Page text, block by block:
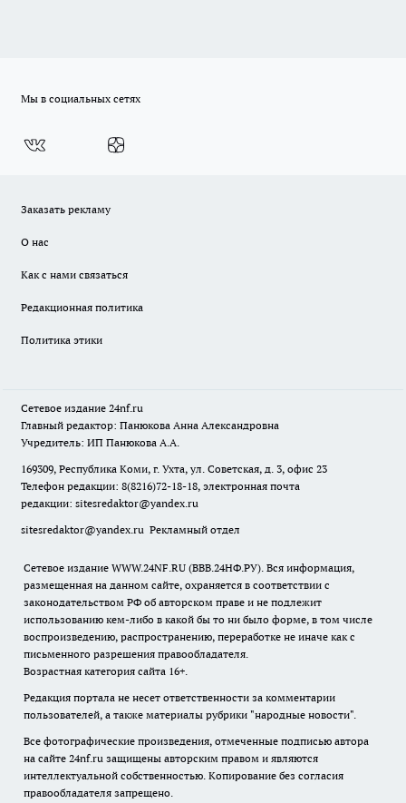
Мы в социальных сетях
Заказать рекламу
О нас
Как с нами связаться
Редакционная политика
Политика этики
Сетевое издание 24nf.ru
Главный редактор: Панюкова Анна Александровна
Учредитель: ИП Панюкова А.А.
169309, Республика Коми, г. Ухта, ул. Советская, д. 3, офис 23
Телефон редакции: 8(8216)72-18-18, электронная почта
редакции: sitesredaktor@yandex.ru
sitesredaktor@yandex.ru Рекламный отдел
Сетевое издание WWW.24NF.RU (ВВВ.24НФ.РУ). Вся информация,
размещенная на данном сайте, охраняется в соответствии с
законодательством РФ об авторском праве и не подлежит
использованию кем-либо в какой бы то ни было форме, в том числе
воспроизведению, распространению, переработке не иначе как с
письменного разрешения правообладателя.
Возрастная категория сайта 16+.
Редакция портала не несет ответственности за комментарии
пользователей, а также материалы рубрики "народные новости".
Все фотографические произведения, отмеченные подписью автора
на сайте 24nf.ru защищены авторским правом и являются
интеллектуальной собственностью. Копирование без согласия
правообладателя запрещено.